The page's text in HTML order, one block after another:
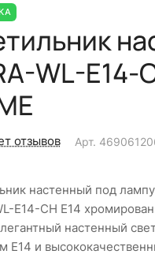
WL-
отзывов Арт.
настенный под лампу
E14-CH Е14
настенный
E14 и